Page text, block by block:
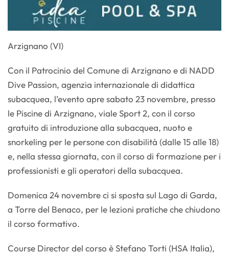
Arzignano (VI)
Con il Patrocinio del Comune di Arzignano e di NADD
Dive Passion, agenzia internazionale di didattica
subacquea, l’evento apre sabato 23 novembre, presso
le Piscine di Arzignano, viale Sport 2, con il corso
gratuito di introduzione alla subacquea, nuoto e
snorkeling per le persone con disabilità (dalle 15 alle 18)
e, nella stessa giornata, con il corso di formazione per i
professionisti e gli operatori della subacquea.
Domenica 24 novembre ci si sposta sul Lago di Garda,
a Torre del Benaco, per le lezioni pratiche che chiudono
il corso formativo.
Course Director del corso è Stefano Torti (HSA Italia),